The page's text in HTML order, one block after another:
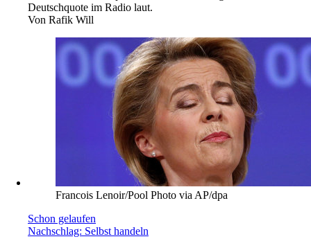
Deutschquote im Radio laut.
Von Rafik Will
Francois Lenoir/Pool Photo via AP/dpa
Schon gelaufen
Nachschlag: Selbst handeln